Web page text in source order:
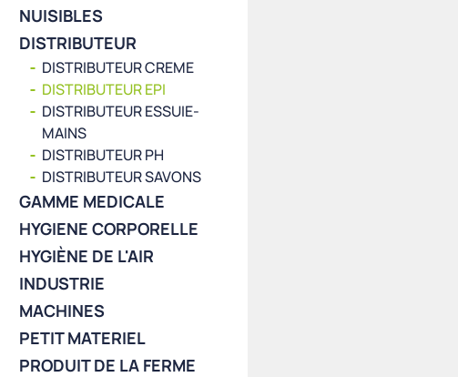
NUISIBLES
DISTRIBUTEUR
DISTRIBUTEUR CREME
DISTRIBUTEUR EPI
DISTRIBUTEUR ESSUIE-
MAINS
DISTRIBUTEUR PH
DISTRIBUTEUR SAVONS
GAMME MEDICALE
HYGIENE CORPORELLE
HYGIÈNE DE L'AIR
INDUSTRIE
MACHINES
PETIT MATERIEL
PRODUIT DE LA FERME